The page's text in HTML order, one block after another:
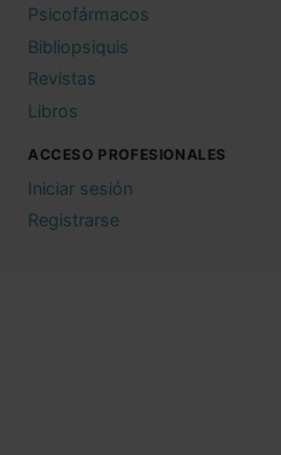
Psicofármacos
Bibliopsiquis
Revistas
Libros
ACCESO PROFESIONALES
Iniciar sesión
Registrarse